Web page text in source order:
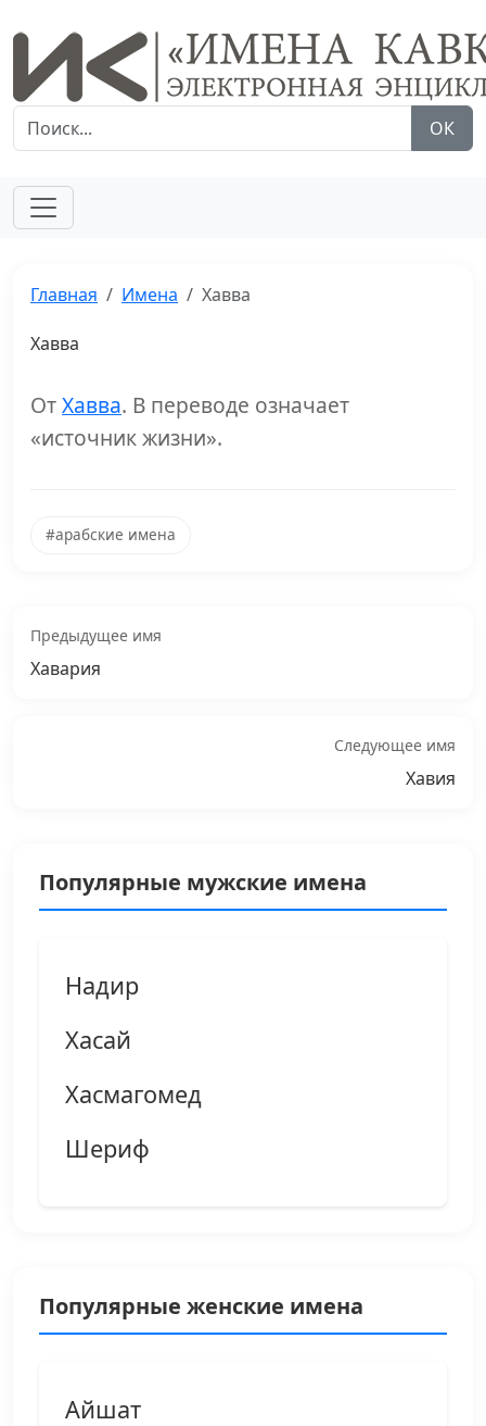
ОК
Главная Имена Хавва
Хавва
ОтХавва. В переводе означает
«источник жизни».
#арабские имена
Предыдущее имя
Хавария
Следующее имя
Хавия
Популярные мужские имена
Надир
Хасай
Хасмагомед
Шериф
Популярные женские имена
Айшат